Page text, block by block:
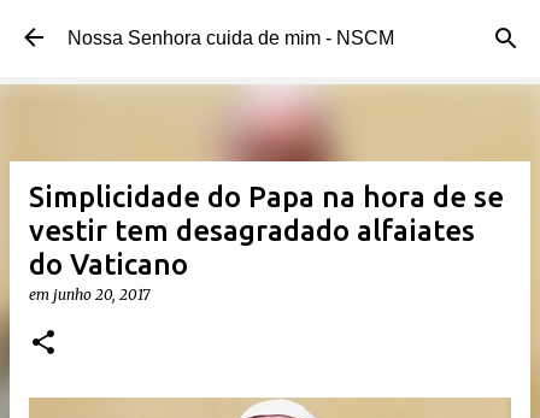
Pular para o conteúdo principal
Nossa Senhora cuida de mim - NSCM
Simplicidade do Papa na hora de se
vestir tem desagradado alfaiates
do Vaticano
em junho 20, 2017